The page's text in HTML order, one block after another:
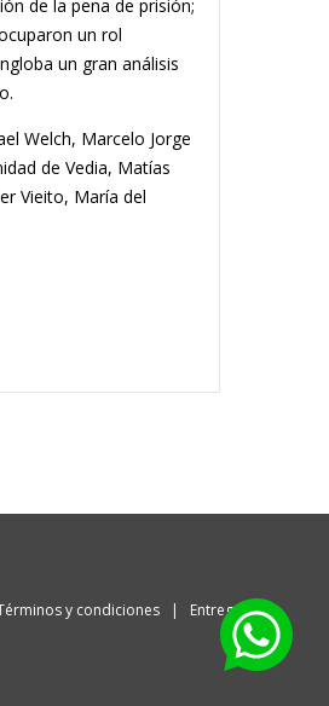
de la pena de prisión;
un rol
un gran análisis
Welch, Marcelo Jorge
de Vedia, Matías
Vieito, María del
y condiciones | Entrega